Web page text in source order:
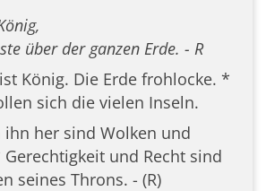
über der ganzen Erde. - R
König. Die Erde frohlocke. *
sich die vielen Inseln.
ihn her sind Wolken und
und Recht sind
seines Throns. - (R)